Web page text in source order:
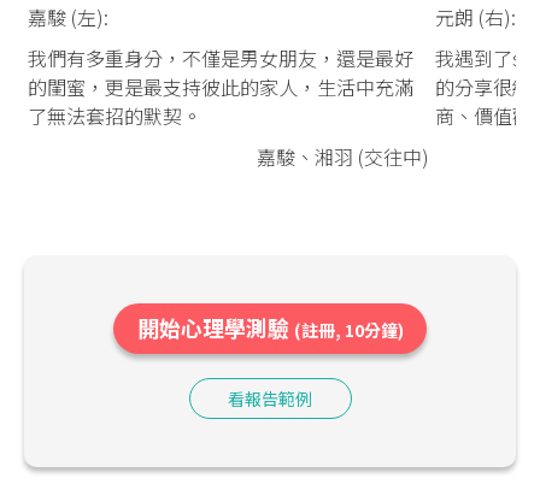
嘉駿 (左):
我們有多重身分，不僅是男女朋友，還是最好
的閨蜜，更是最支持彼此的家人，生活中充滿
了無法套招的默契。
嘉駿、湘羽 (交往中)
元朗 (右):
我遇到了
的分享很細
商、價值觀
開始心理學測驗 (註冊, 10分鐘)
看報告範例